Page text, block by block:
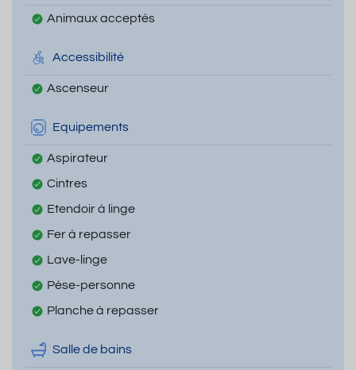
Animaux acceptés
Accessibilité
Ascenseur
Equipements
Aspirateur
Cintres
Etendoir à linge
Fer à repasser
Lave-linge
Pèse-personne
Planche à repasser
Salle de bains